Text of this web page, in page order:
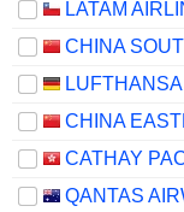
LUFTHANSA